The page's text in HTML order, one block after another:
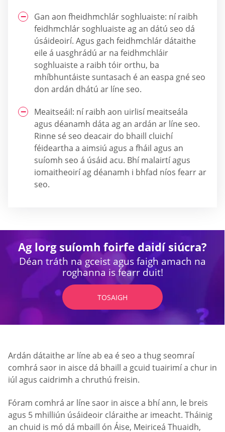
Gan aon fheidhmchlár soghluaiste: ní raibh
feidhmchlár soghluaiste ag an dátú seo dá
úsáideoirí. Agus gach feidhmchlár dátaithe
eile á uasghrádú ar na feidhmchláir
soghluaiste a raibh tóir orthu, ba
mhíbhuntáiste suntasach é an easpa gné seo
don ardán dhátú ar líne seo.
Meaitseáil: ní raibh aon uirlisí meaitseála
agus déanamh dáta ag an ardán ar líne seo.
Rinne sé seo deacair do bhaill cluichí
féideartha a aimsiú agus a fháil agus an
suíomh seo á úsáid acu. Bhí malairtí agus
iomaitheoirí ag déanamh i bhfad níos fearr ar
seo.
Ag lorg suíomh foirfe daidí siúcra?
Déan tráth na gceist agus faigh amach na
roghanna is fearr duit!
TOSAIGH
Ardán dátaithe ar líne ab ea é seo a thug seomraí
comhrá saor in aisce dá bhaill a gcuid tuairimí a chur in
iúl agus caidrimh a chruthú freisin.
Fóram comhrá ar líne saor in aisce a bhí ann, le breis
agus 5 mhilliún úsáideoir cláraithe ar imeacht. Tháinig
an chuid is mó dá mbaill ón Áise, Meiriceá Thuaidh,